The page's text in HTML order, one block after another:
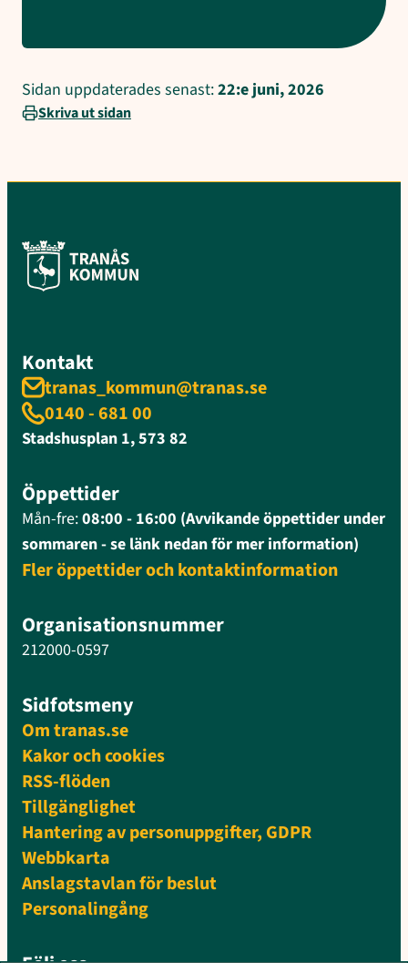
Sidan uppdaterades senast:22:e juni, 2026
Skriva ut sidan
Kontakt
tranas_kommun@tranas.se
0140 - 681 00
Stadshusplan 1, 573 82
Öppettider
Mån-fre:08:00 - 16:00 (Avvikande öppettider under
sommaren - se länk nedan för mer information)
Fler öppettider och kontaktinformation
Organisationsnummer
212000-0597
Sidfotsmeny
Om tranas.se
Kakor och cookies
RSS-flöden
Tillgänglighet
Hantering av personuppgifter, GDPR
Webbkarta
Anslagstavlan för beslut
Personalingång